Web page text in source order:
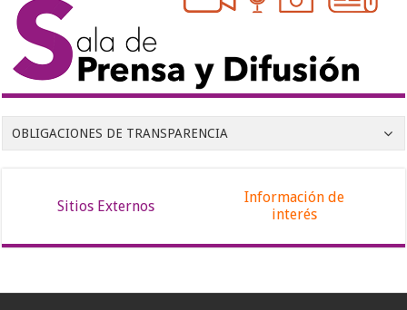
OBLIGACIONES DE TRANSPARENCIA
Sitios Externos
Información de
interés